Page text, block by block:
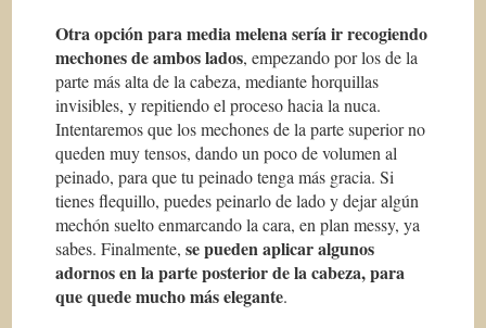
Otra opción para media melena sería ir recogiendo
mechones de ambos lados, empezando por los de la
parte más alta de la cabeza, mediante horquillas
invisibles, y repitiendo el proceso hacia la nuca.
Intentaremos que los mechones de la parte superior no
queden muy tensos, dando un poco de volumen al
peinado, para que tu peinado tenga más gracia. Si
tienes flequillo, puedes peinarlo de lado y dejar algún
mechón suelto enmarcando la cara, en plan messy, ya
sabes. Finalmente,se pueden aplicar algunos
adornos en la parte posterior de la cabeza, para
que quede mucho más elegante.